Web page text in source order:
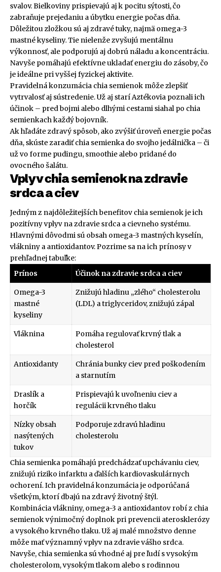
svalov. Bielkoviny prispievajú aj k pocitu sýtosti, čo
zabraňuje prejedaniu a úbytku energie počas dňa.
Dôležitou zložkou sú aj zdravé tuky, najmä omega-3
mastné kyseliny. Tie nielenže zvyšujú mentálnu
výkonnosť, ale podporujú aj dobrú náladu a koncentráciu.
Navyše pomáhajú efektívne ukladať energiu do zásoby, čo
je ideálne pri vyššej fyzickej aktivite.
Pravidelná konzumácia chia semienok môže zlepšiť
vytrvalosť aj sústredenie. Už aj starí Aztékovia poznali ich
účinok – pred bojmi alebo dlhými cestami siahal po chia
semienkach každý bojovník.
Ak hľadáte zdravý spôsob, ako zvýšiť úroveň energie počas
dňa, skúste zaradiť chia semienka do svojho jedálnička – či
už vo forme pudingu, smoothie alebo pridané do
ovocného šalátu.
Vplyv chia semienok na zdravie
srdca a ciev
Jedným z najdôležitejších benefitov chia semienok je ich
pozitívny vplyv na zdravie srdca a cievneho systému.
Hlavnými dôvodmi sú obsah omega-3 mastných kyselín,
vlákniny a antioxidantov. Pozrime sa na ich prínosy v
prehľadnej tabuľke:
Prínos
Účinok na zdravie srdca a ciev
Omega-3
mastné
kyseliny
Znižujú hladinu „zlého“ cholesterolu
(LDL) a triglyceridov, znižujú zápal
Vláknina
Pomáha regulovať krvný tlak a
cholesterol
Antioxidanty
Chránia bunky ciev pred poškodením
a starnutím
Draslík a
horčík
Prispievajú k uvoľneniu ciev a
regulácii krvného tlaku
Nízky obsah
nasýtených
tukov
Podporuje zdravú hladinu
cholesterolu
Chia semienka pomáhajú predchádzať upchávaniu ciev,
znižujú riziko infarktu a ďalších kardiovaskulárnych
ochorení. Ich pravidelná konzumácia je odporúčaná
všetkým, ktorí dbajú na zdravý životný štýl.
Kombinácia vlákniny, omega-3 a antioxidantov robí z chia
semienok výnimočný doplnok pri prevencii aterosklerózy
a vysokého krvného tlaku. Už aj malé množstvo denne
môže mať významný vplyv na zdravie vášho srdca.
Navyše, chia semienka sú vhodné aj pre ľudí s vysokým
cholesterolom, vysokým tlakom alebo s rodinnou